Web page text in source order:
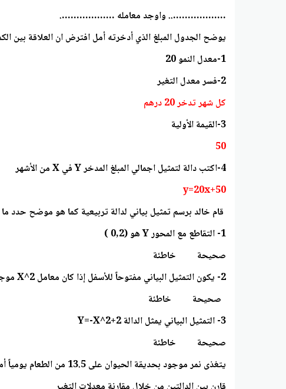
……………….. واوجد معامله ……………….
يوضح الجدول المبلغ الذي أدخرته أمل افترض ان العلاقة بين
1-معدل النمو 20
2-فسر معدل التغير
كل شهر تدخر 20 درهم
3-القيمة الأولية
50
4-اكتب دالة لتمثيل اجمالي المبلغ المدخر Y في X من الأشهر
y=20x+50
قام خالد برسم تمثيل بياني لدالة تربيعية كما هو موضح حدد
1- التقاطع مع المحور Y هو (0,2 )
صحيحة خاطئة
2- يكون التمثيل البياني مفتوحاً للأسفل إذا كان معامل X^2 موجب
صحيحة خاطئة
3- التمثيل البياني يمثل الدالة Y=-X^2+2
صحيحة خاطئة
يتغذى نمر موجود بحديقة الحيوان على 13.5 من الطعام يومياً أما التمثيل البياني الأتي يمثل عدد الكيلو جرامات التي يتغذى عليها الفيل